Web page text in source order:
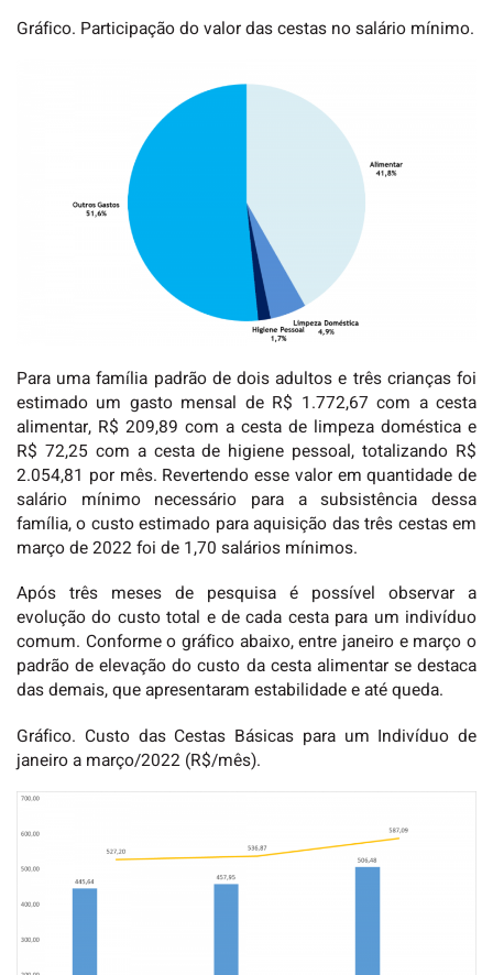
Gráfico. Participação do valor das cestas no salário mínimo.
Para uma família padrão de dois adultos e três crianças foi
estimado um gasto mensal de R$ 1.772,67 com a cesta
alimentar, R$ 209,89 com a cesta de limpeza doméstica e
R$ 72,25 com a cesta de higiene pessoal, totalizando R$
2.054,81 por mês. Revertendo esse valor em quantidade de
salário mínimo necessário para a subsistência dessa
família, o custo estimado para aquisição das três cestas em
março de 2022 foi de 1,70 salários mínimos.
Após três meses de pesquisa é possível observar a
evolução do custo total e de cada cesta para um indivíduo
comum. Conforme o gráfico abaixo, entre janeiro e março o
padrão de elevação do custo da cesta alimentar se destaca
das demais, que apresentaram estabilidade e até queda.
Gráfico. Custo das Cestas Básicas para um Indivíduo de
janeiro a março/2022 (R$/mês).